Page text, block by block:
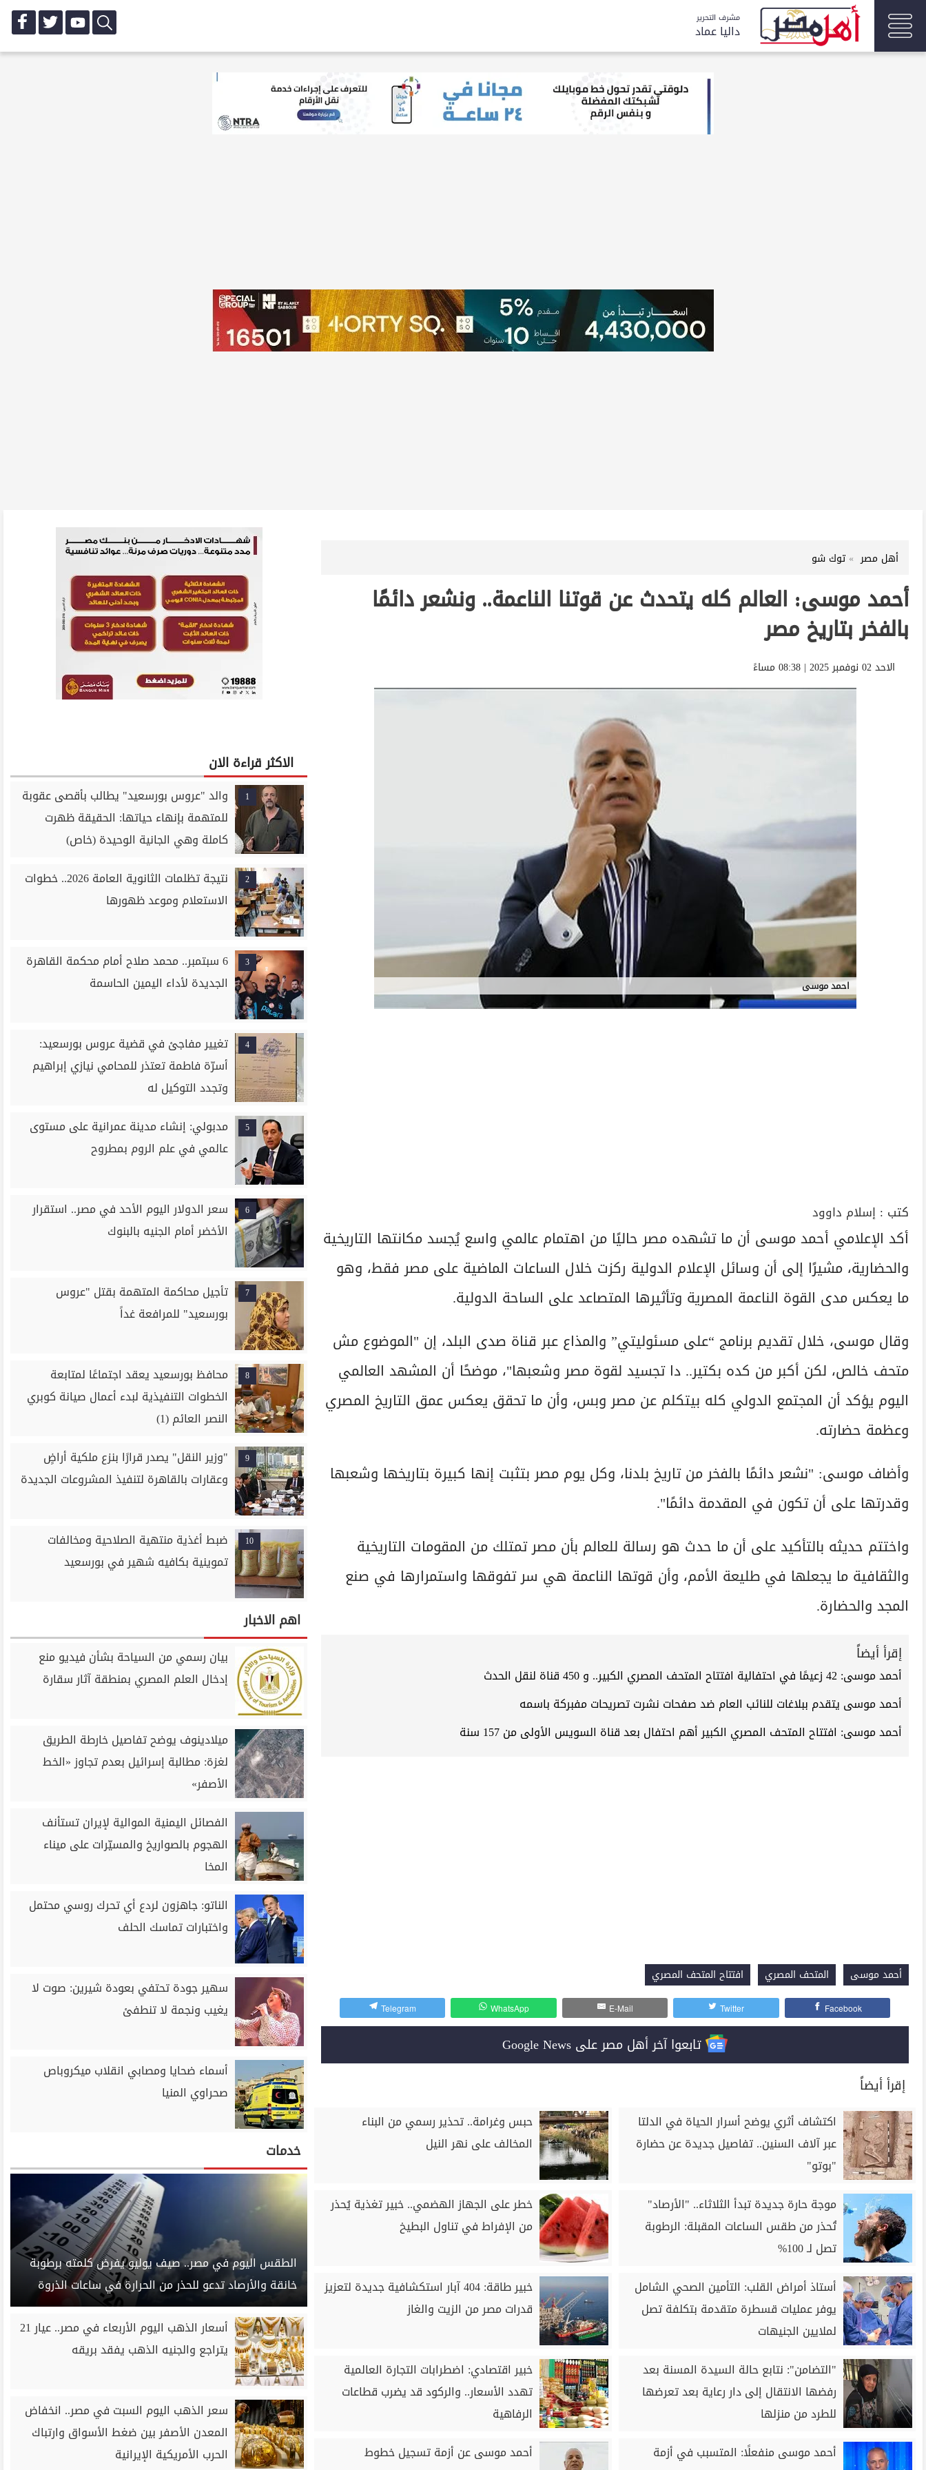
مشرف التحرير
داليا عماد
أهل مصر توك شو
أحمد موسى: العالم كله يتحدث عن قوتنا الناعمة.. ونشعر دائمًا
بالفخر بتاريخ مصر
الاحد 02 نوفمبر 2025 | 08:38 مساءً
احمد موسى
كتب : إسلام داوود
أكد الإعلامي أحمد موسى أن ما تشهده مصر حاليًا من اهتمام عالمي واسع يُجسد مكانتها التاريخية
والحضارية، مشيرًا إلى أن وسائل الإعلام الدولية ركزت خلال الساعات الماضية على مصر فقط، وهو
ما يعكس مدى القوة الناعمة المصرية وتأثيرها المتصاعد على الساحة الدولية.
وقال موسى، خلال تقديم برنامج “على مسئوليتي” والمذاع عبر قناة صدى البلد، إن "الموضوع مش
متحف خالص، لكن أكبر من كده بكتير.. دا تجسيد لقوة مصر وشعبها"، موضحًا أن المشهد العالمي
اليوم يؤكد أن المجتمع الدولي كله بيتكلم عن مصر وبس، وأن ما تحقق يعكس عمق التاريخ المصري
وعظمة حضارته.
وأضاف موسى: "نشعر دائمًا بالفخر من تاريخ بلدنا، وكل يوم مصر بتثبت إنها كبيرة بتاريخها وشعبها
وقدرتها على أن تكون في المقدمة دائمًا".
واختتم حديثه بالتأكيد على أن ما حدث هو رسالة للعالم بأن مصر تمتلك من المقومات التاريخية
والثقافية ما يجعلها في طليعة الأمم، وأن قوتها الناعمة هي سر تفوقها واستمرارها في صنع
المجد والحضارة.
إقرأ أيضاً
أحمد موسى: 42 زعيمًا في احتفالية افتتاح المتحف المصري الكبير.. و 450 قناة لنقل الحدث
أحمد موسى يتقدم ببلاغات للنائب العام ضد صفحات نشرت تصريحات مفبركة باسمه
أحمد موسى: افتتاح المتحف المصري الكبير أهم احتفال بعد قناة السويس الأولى من 157 سنة
أحمد موسى المتحف المصري افتتاح المتحف المصري
Facebook
Twitter
E-Mail
WhatsApp
Telegram
تابعوا آخر أهل مصر على Google News
إقرأ أيضاً
اكتشاف أثري يوضح أسرار الحياة في الدلتا
عبر آلاف السنين.. تفاصيل جديدة عن حضارة
"بوتو"
حبس وغرامة.. تحذير رسمي من البناء
المخالف على نهر النيل
موجة حارة جديدة تبدأ الثلاثاء.. "الأرصاد"
تُحذر من طقس الساعات المقبلة: الرطوبة
تصل لـ 100%
خطر على الجهاز الهضمي.. خبير تغذية يُحذر
من الإفراط في تناول البطيخ
‎أستاذ أمراض القلب: التأمين الصحي الشامل
يوفر عمليات قسطرة متقدمة بتكلفة تصل
لملايين الجنيهات
خبير طاقة: 404 آبار استكشافية جديدة لتعزيز
قدرات مصر من الزيت والغاز
"التضامن": نتابع حالة السيدة المسنة بعد
رفضها الانتقال إلى دار رعاية بعد تعرضها
للطرد من منزلها
خبير اقتصادي: اضطرابات التجارة العالمية
تهدد الأسعار.. والركود قد يضرب قطاعات
الرفاهية
أحمد موسى منفعلًا: المتسبب في أزمة
أحمد موسى عن أزمة تسجيل خطوط
الاكثر قراءة الان
1
والد "عروس بورسعيد" يطالب بأقصى عقوبة
للمتهمة بإنهاء حياتها: الحقيقة ظهرت
كاملة وهي الجانية الوحيدة (خاص)
2
نتيجة تظلمات الثانوية العامة 2026.. خطوات
الاستعلام وموعد ظهورها
3
6 سبتمبر.. محمد صلاح أمام محكمة القاهرة
الجديدة لأداء اليمين الحاسمة
4
تغيير مفاجئ في قضية عروس بورسعيد:
أسرّة فاطمة تعتذر للمحامي نيازي إبراهيم
وتجدد التوكيل له
5
مدبولي: إنشاء مدينة عمرانية على مستوى
عالمي في علم الروم بمطروح
6
سعر الدولار اليوم الأحد في مصر.. استقرار
الأخضر أمام الجنيه بالبنوك
7
تأجيل محاكمة المتهمة بقتل "عروس
بورسعيد" للمرافعة غداً
8
محافظ بورسعيد يعقد اجتماعًا لمتابعة
الخطوات التنفيذية لبدء أعمال صيانة كوبري
النصر العائم (1)
9
"وزير النقل" يصدر قرارًا بنزع ملكية أراضٍ
وعقارات بالقاهرة لتنفيذ المشروعات الجديدة
10
ضبط أغذية منتهية الصلاحية ومخالفات
تموينية بكافيه شهير في بورسعيد
اهم الاخبار
بيان رسمي من السياحة بشأن فيديو منع
إدخال العلم المصري بمنطقة آثار سقارة
ميلادينوف يوضح تفاصيل خارطة الطريق
لغزة: مطالبة إسرائيل بعدم تجاوز «الخط
الأصفر»
الفصائل اليمنية الموالية لإيران تستأنف
الهجوم بالصواريخ والمسيّرات على ميناء
المخا
الناتو: جاهزون لردع أي تحرك روسي محتمل
واختبارات تماسك الحلف
سهير جودة تحتفي بعودة شيرين: صوت لا
يغيب ونجمة لا تنطفئ
أسماء ضحايا ومصابي انقلاب ميكروباص
صحراوي المنيا
خدمات
الطقس اليوم في مصر.. صيف يوليو يفرض كلمته برطوبة
خانقة والأرصاد تدعو للحذر من الحرارة في ساعات الذروة
أسعار الذهب اليوم الأربعاء في مصر.. عيار 21
يتراجع والجنيه الذهب يفقد بريقه
سعر الذهب اليوم السبت في مصر.. انخفاض
المعدن الأصفر بين ضغط الأسواق وارتباك
الحرب الأمريكية الإيرانية